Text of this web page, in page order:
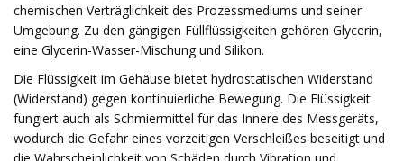
chemischen Verträglichkeit des Prozessmediums und seiner
Umgebung. Zu den gängigen Füllflüssigkeiten gehören Glycerin,
eine Glycerin-Wasser-Mischung und Silikon.
Die Flüssigkeit im Gehäuse bietet hydrostatischen Widerstand
(Widerstand) gegen kontinuierliche Bewegung. Die Flüssigkeit
fungiert auch als Schmiermittel für das Innere des Messgeräts,
wodurch die Gefahr eines vorzeitigen Verschleißes beseitigt und